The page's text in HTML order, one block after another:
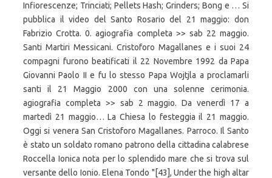
Infiorescenze; Trinciati; Pellets Hash; Grinders; Bong e … Si
pubblica il video del Santo Rosario del 21 maggio: don
Fabrizio Crotta. 0. agiografia completa >> sab 22 maggio.
Santi Martiri Messicani. Cristoforo Magallanes e i suoi 24
compagni furono beatificati il 22 Novembre 1992 da Papa
Giovanni Paolo II e fu lo stesso Papa Wojtjla a proclamarli
santi il 21 Maggio 2000 con una solenne cerimonia.
agiografia completa >> sab 2 maggio. Da venerdì 17 a
martedì 21 maggio… La Chiesa lo festeggia il 21 maggio.
Oggi si venera San Cristoforo Magallanes. Parroco. Il Santo
è stato un soldato romano patrono della cittadina calabrese
Roccella Ionica nota per lo splendido mare che si trova sul
versante dello Ionio. Elena Tondo "[43], Under the high altar